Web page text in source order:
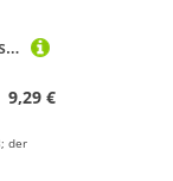
CONGARTENO 10 Stück Blaues Griffband für Tennis Badminton Squash Rackets Super Saugfähiges Rutschfestes PU Overgrip Dünn und Angenehm Feuchtigkeitsabsorbierend für Sicheren Halt bei Heißem
9,29 €
der